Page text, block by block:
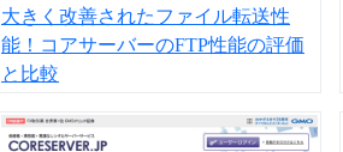
大きく改善されたファイル転送性
能！コアサーバーのFTP性能の評価
と比較